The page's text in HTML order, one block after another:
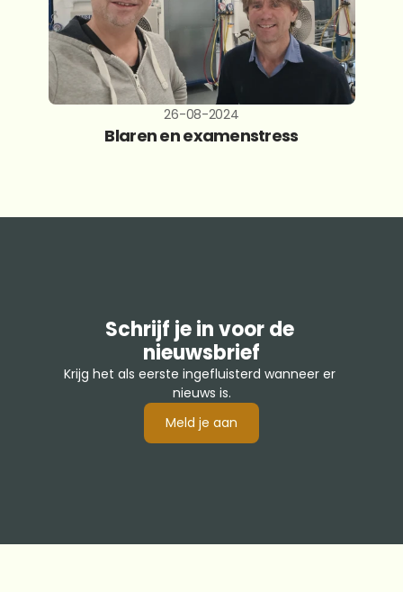
26-08-2024
Blaren en examenstress
Schrijf je in voor de
nieuwsbrief
Krijg het als eerste ingefluisterd wanneer er
nieuws is.
Meld je aan